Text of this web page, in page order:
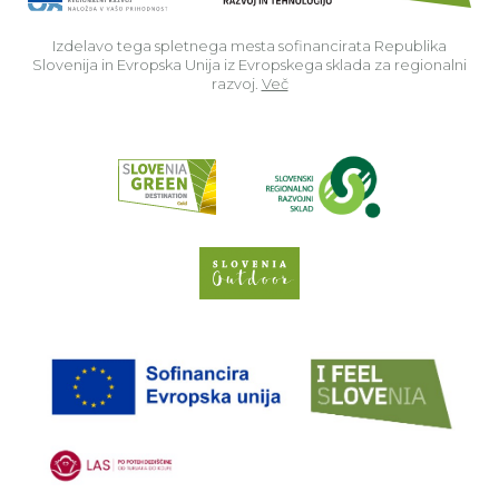
Izdelavo tega spletnega mesta sofinancirata Republika
Slovenija in Evropska Unija iz Evropskega sklada za regionalni
razvoj. Več